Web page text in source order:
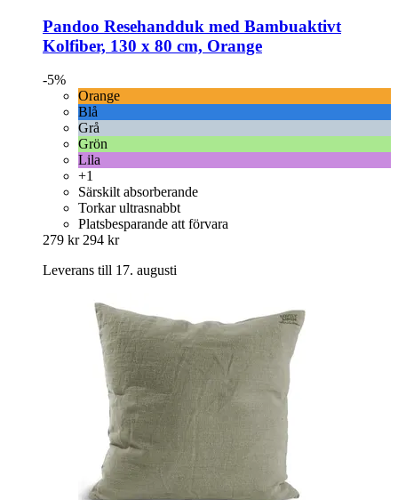
Pandoo Resehandduk med Bambuaktivt
Kolfiber, 130 x 80 cm, Orange
-5%
Orange
Blå
Grå
Grön
Lila
+1
Särskilt absorberande
Torkar ultrasnabbt
Platsbesparande att förvara
279 kr 294 kr
Leverans till 17. augusti